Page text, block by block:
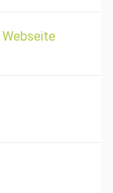
Webseite